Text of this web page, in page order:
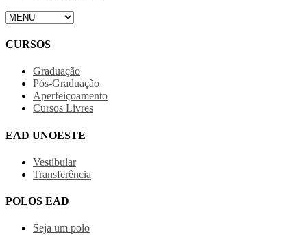
CURSOS
Graduação
Pós-Graduação
Aperfeiçoamento
Cursos Livres
EAD UNOESTE
Vestibular
Transferência
POLOS EAD
Seja um polo